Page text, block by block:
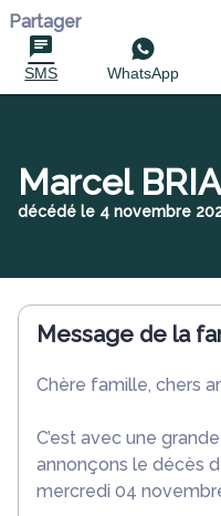
Partager
SMS WhatsApp
Marcel
décédé le 4 novembre
Message de la
Chère famille, chers
C’est avec une
annonçons le décès
mercredi 04